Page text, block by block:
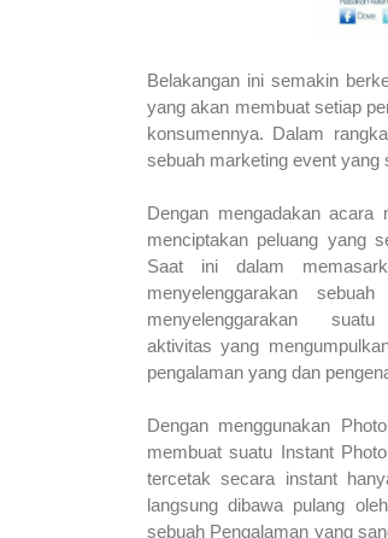
Belakangan ini semakin
yang akan membuat setiap
konsumennya. Dalam
sebuah marketing event yang
Dengan mengadakan
menciptakan peluang yang
Saat ini dalam
menyelenggarakan
menyelenggarakan
aktivitasyang
pengalaman yang dan
Dengan menggunakan
membuat suatu Instant
tercetak secara instant
langsung dibawa pulang
sebuah Pengalaman yang